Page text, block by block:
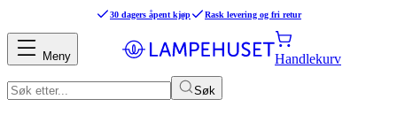
30 dagers åpent kjøp Rask levering og fri retur
Søk
Handlekurv
Meny